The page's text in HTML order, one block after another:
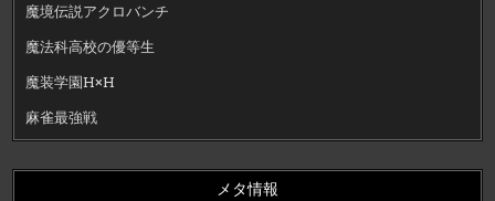
魔境伝説アクロバンチ
魔法科高校の優等生
魔装学園H×H
麻雀最強戦
メタ情報